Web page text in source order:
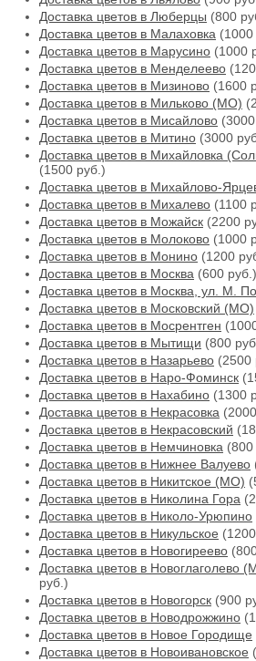
Доставка цветов в Люберцы (800
Доставка цветов в Малаховка (1000
Доставка цветов в Марусино (1000
Доставка цветов в Менделеево
Доставка цветов в Мизиново (1600
Доставка цветов в Мильково (МО)
Доставка цветов в Мисайлово
Доставка цветов в Митино (3000
Доставка цветов в Михайловка
(1500 руб.)
Доставка цветов в Михайлово-
Доставка цветов в Михалево (1100
Доставка цветов в Можайск (2200
Доставка цветов в Молоково (1000
Доставка цветов в Монино (1200
Доставка цветов в Москва (600 руб.)
Доставка цветов в Москва, ул. М.
Доставка цветов в Московский (МО)
Доставка цветов в Мосрентген
Доставка цветов в Мытищи (800
Доставка цветов в Назарьево (2500
Доставка цветов в Наро-Фоминск
Доставка цветов в Нахабино (1300
Доставка цветов в Некрасовка
Доставка цветов в Некрасовский
Доставка цветов в Немчиновка (800
Доставка цветов в Нижнее Валуево
Доставка цветов в Никитское (МО)
Доставка цветов в Николина Гора
Доставка цветов в Николо-Урюпино
Доставка цветов в Никульское
Доставка цветов в Новогиреево
Доставка цветов в Новоглаголево
руб.)
Доставка цветов в Новогорск (900
Доставка цветов в Новодрожжино
Доставка цветов в Новое Городище
Доставка цветов в Новоивановское